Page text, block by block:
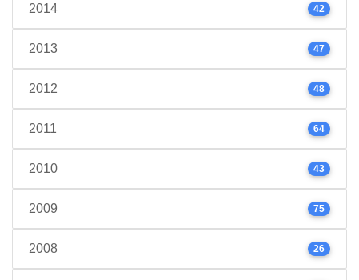
2014 42
2013 47
2012 48
2011 64
2010 43
2009 75
2008 26